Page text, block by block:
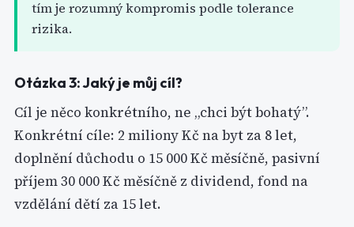
tím je rozumný kompromis podle tolerance
rizika.
Otázka 3: Jaký je můj cíl?
Cíl je něco konkrétního, ne „chci být bohatý”.
Konkrétní cíle: 2 miliony Kč na byt za 8 let,
doplnění důchodu o 15 000 Kč měsíčně, pasivní
příjem 30 000 Kč měsíčně z dividend, fond na
vzdělání dětí za 15 let.